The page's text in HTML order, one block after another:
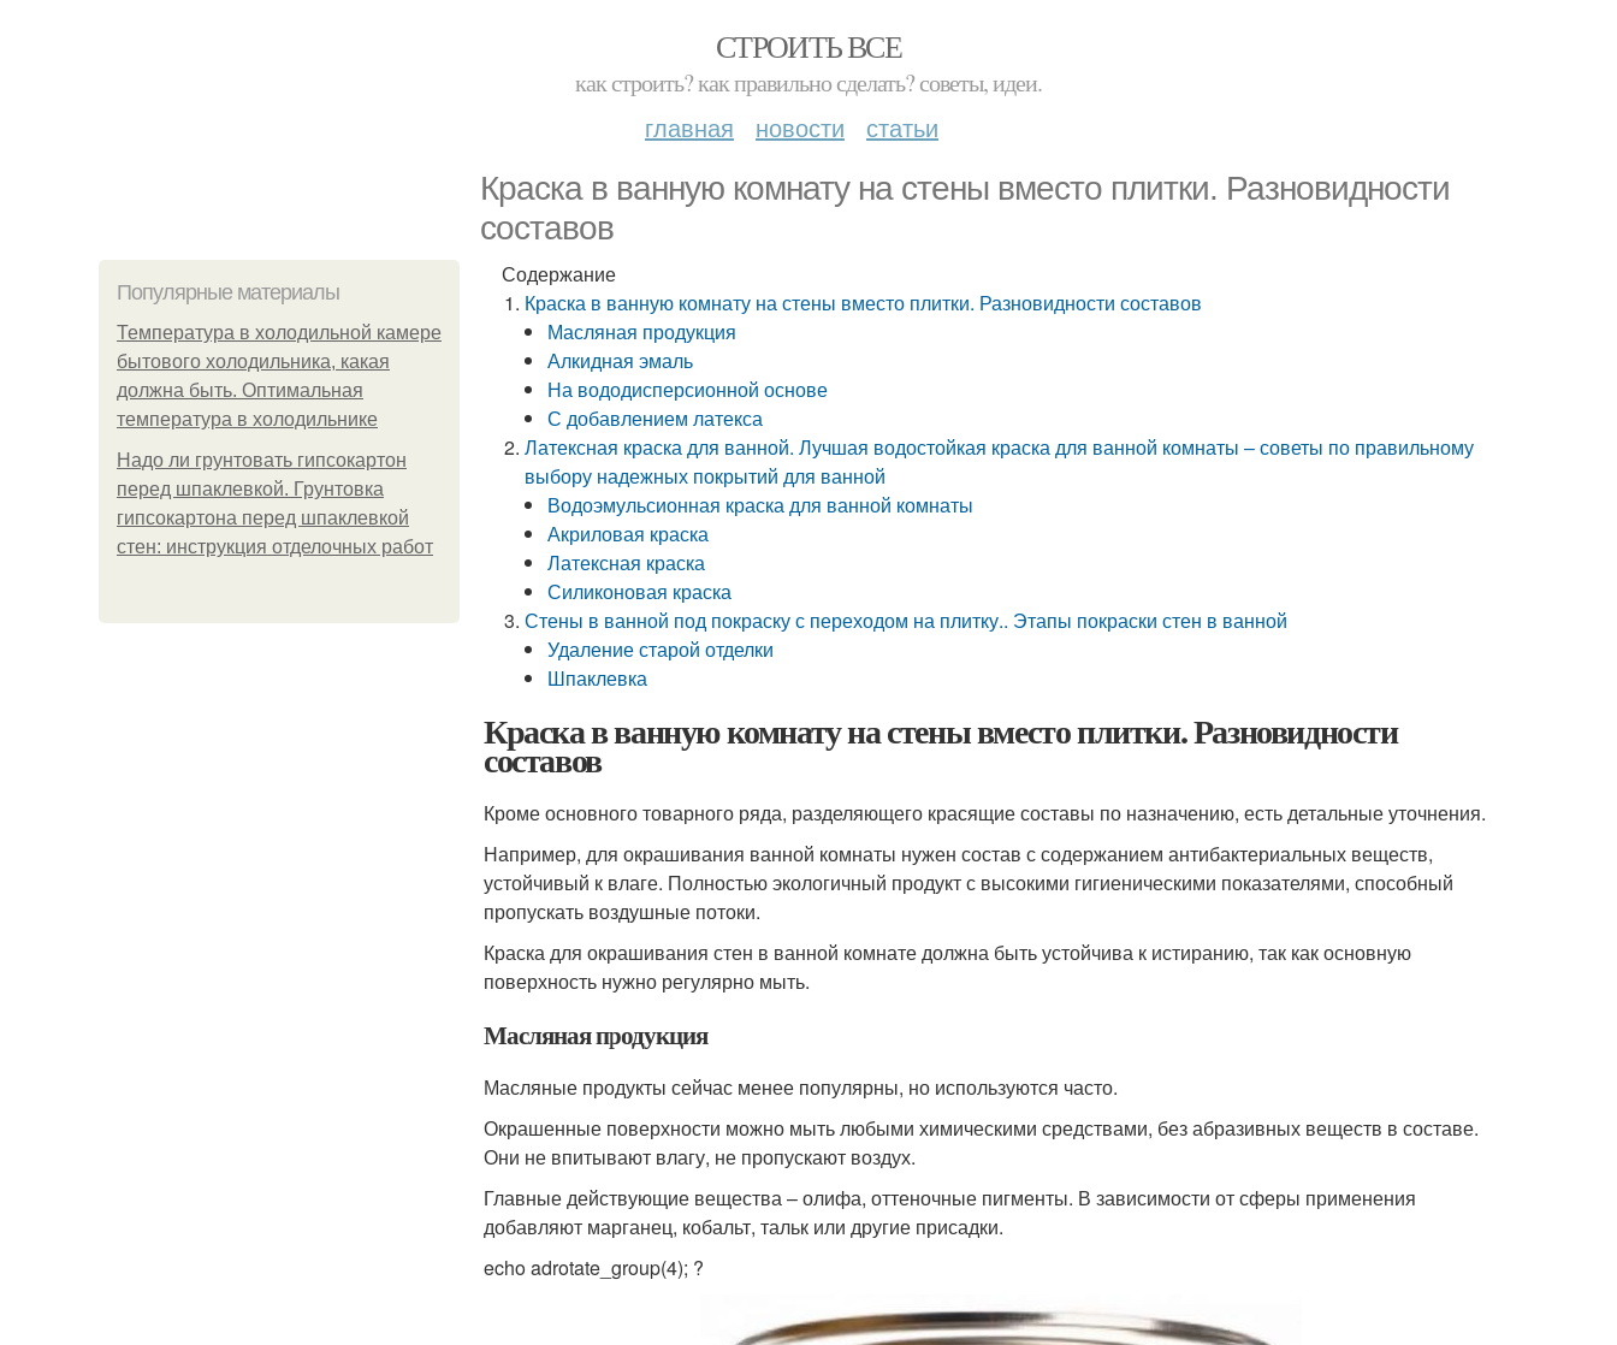
СТРОИТЬ ВСЕ
как строить? как правильно сделать? советы, идеи.
главная новости статьи
Краска в ванную комнату на стены вместо плитки. Разновидности
составов
Популярные материалы
Температура в холодильной камере
бытового холодильника, какая
должна быть. Оптимальная
температура в холодильнике
Надо ли грунтовать гипсокартон
перед шпаклевкой. Грунтовка
гипсокартона перед шпаклевкой
стен: инструкция отделочных работ
Содержание
Краска в ванную комнату на стены вместо плитки. Разновидности составов
Масляная продукция
Алкидная эмаль
На вододисперсионной основе
С добавлением латекса
Латексная краска для ванной. Лучшая водостойкая краска для ванной комнаты – советы по правильному
выбору надежных покрытий для ванной
Водоэмульсионная краска для ванной комнаты
Акриловая краска
Латексная краска
Силиконовая краска
Стены в ванной под покраску с переходом на плитку.. Этапы покраски стен в ванной
Удаление старой отделки
Шпаклевка
Краска в ванную комнату на стены вместо плитки. Разновидности
составов
Кроме основного товарного ряда, разделяющего красящие составы по назначению, есть детальные уточнения.
Например, для окрашивания ванной комнаты нужен состав с содержанием антибактериальных веществ,
устойчивый к влаге. Полностью экологичный продукт с высокими гигиеническими показателями, способный
пропускать воздушные потоки.
Краска для окрашивания стен в ванной комнате должна быть устойчива к истиранию, так как основную
поверхность нужно регулярно мыть.
Масляная продукция
Масляные продукты сейчас менее популярны, но используются часто.
Окрашенные поверхности можно мыть любыми химическими средствами, без абразивных веществ в составе.
Они не впитывают влагу, не пропускают воздух.
Главные действующие вещества – олифа, оттеночные пигменты. В зависимости от сферы применения
добавляют марганец, кобальт, тальк или другие присадки.
echo adrotate_group(4); ?